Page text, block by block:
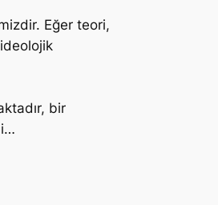
Eğer teori,
bir